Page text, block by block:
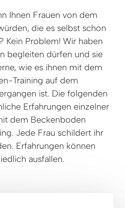
Ihnen Frauen von dem
die es selbst schon
Kein Problem! Wir haben
begleiten dürfen und sie
wie es ihnen mit dem
Training auf dem
ist. Die folgenden
Erfahrungen einzelner
dem Beckenboden
Jede Frau schildert ihr
Erfahrungen können
ausfallen.